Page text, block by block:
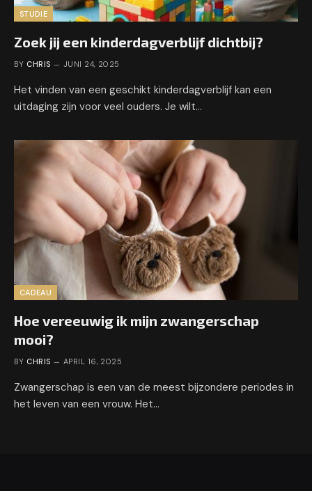
STUDIE
Zoek jij een kinderdagverblijf dichtbij?
BY CHRIS JUNI 24, 2025
Het vinden van een geschikt kinderdagverblijf kan een
uitdaging zijn voor veel ouders. Je wilt…
CADEAU
Hoe vereeuwig ik mijn zwangerschap
mooi?
BY CHRIS APRIL 16, 2025
Zwangerschap is een van de meest bijzondere periodes in
het leven van een vrouw. Het…